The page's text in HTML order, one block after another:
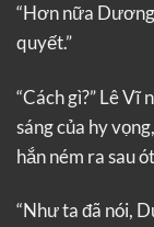
“Hơn nữa
quyết.”
“Cách gì?” Lê
sáng của hy
hắn ném ra sau
“Như ta đã nói,